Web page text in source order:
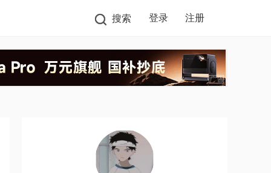
搜索 登录 注册